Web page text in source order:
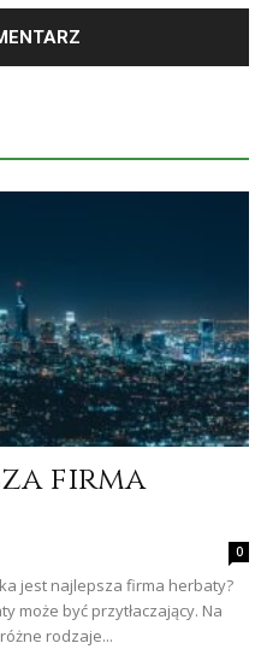
firma
0
jest najlepsza firma herbaty?
może być przytłaczający. Na
rodzaje...